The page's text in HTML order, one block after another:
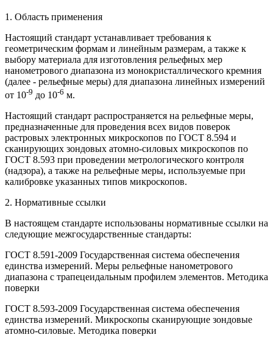
1. Область применения
Настоящий стандарт устанавливает требования к
геометрическим формам и линейным размерам, а также к
выбору материала для изготовления рельефных мер
нанометрового диапазона из монокристаллического кремния
(далее - рельефные меры) для диапазона линейных измерений
от 10-9 до 10-6 м.
Настоящий стандарт распространяется на рельефные меры,
предназначенные для проведения всех видов поверок
растровых электронных микроскопов по ГОСТ 8.594 и
сканирующих зондовых атомно-силовых микроскопов по
ГОСТ 8.593 при проведении метрологического контроля
(надзора), а также на рельефные меры, используемые при
калибровке указанных типов микроскопов.
2. Нормативные ссылки
В настоящем стандарте использованы нормативные ссылки на
следующие межгосударственные стандарты:
ГОСТ 8.591-2009 Государственная система обеспечения
единства измерений. Меры рельефные нанометрового
диапазона с трапецеидальным профилем элементов. Методика
поверки
ГОСТ 8.593-2009 Государственная система обеспечения
единства измерений. Микроскопы сканирующие зондовые
атомно-силовые. Методика поверки